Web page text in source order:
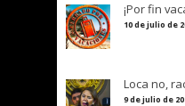
¡Por fin
10 de julio de
Loca no,
9 de julio de